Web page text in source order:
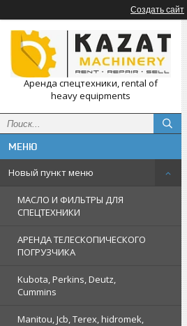
Создать сайт
Аренда спецтехники, rental of
heavy equipments
Новый пункт меню
МАСЛО И ФИЛЬТРЫ ДЛЯ
СПЕЦТЕХНИКИ
АРЕНДА ТЕЛЕСКОПИЧЕСКОГО
ПОГРУЗЧИКА
Kubota, Perkins, Deutz,
Cummins
Manitou, Jcb, Terex, hidromek,